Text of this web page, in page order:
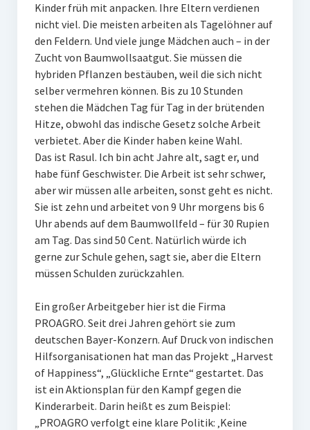
Kinder früh mit anpacken. Ihre Eltern verdienen
nicht viel. Die meisten arbeiten als Tagelöhner auf
den Feldern. Und viele junge Mädchen auch – in der
Zucht von Baumwollsaatgut. Sie müssen die
hybriden Pflanzen bestäuben, weil die sich nicht
selber vermehren können. Bis zu 10 Stunden
stehen die Mädchen Tag für Tag in der brütenden
Hitze, obwohl das indische Gesetz solche Arbeit
verbietet. Aber die Kinder haben keine Wahl.
Das ist Rasul. Ich bin acht Jahre alt, sagt er, und
habe fünf Geschwister. Die Arbeit ist sehr schwer,
aber wir müssen alle arbeiten, sonst geht es nicht.
Sie ist zehn und arbeitet von 9 Uhr morgens bis 6
Uhr abends auf dem Baumwollfeld – für 30 Rupien
am Tag. Das sind 50 Cent. Natürlich würde ich
gerne zur Schule gehen, sagt sie, aber die Eltern
müssen Schulden zurückzahlen.
Ein großer Arbeitgeber hier ist die Firma
PROAGRO. Seit drei Jahren gehört sie zum
deutschen Bayer-Konzern. Auf Druck von indischen
Hilfsorganisationen hat man das Projekt „Harvest
of Happiness“, „Glückliche Ernte“ gestartet. Das
ist ein Aktionsplan für den Kampf gegen die
Kinderarbeit. Darin heißt es zum Beispiel:
„PROAGRO verfolgt eine klare Politik: ‚Keine